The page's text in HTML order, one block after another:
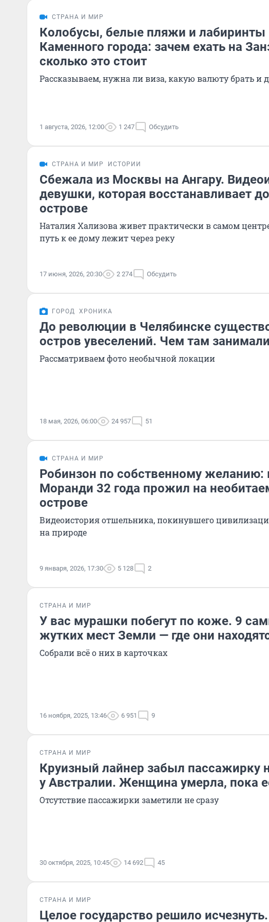
СТРАНА И МИР
Колобусы, белые пляжи и лабиринты
Каменного города: зачем ехать на
сколько это стоит
Рассказываем, нужна ли виза, какую валюту брать и
1 августа, 2026, 12:00 1 247 Обсудить
СТРАНА И МИР ИСТОРИИ
Сбежала из Москвы на Ангару.
девушки, которая восстанавливает
острове
Наталия Хализова живет практически в самом
путь к ее дому лежит через реку
17 июня, 2026, 20:30 2 274 Обсудить
ГОРОД ХРОНИКА
До революции в Челябинске
остров увеселений. Чем там
Рассматриваем фото необычной локации
18 мая, 2026, 06:00 24 957 51
СТРАНА И МИР
Робинзон по собственному желанию:
Моранди 32 года прожил на
острове
Видеоистория отшельника, покинувшего
на природе
9 января, 2026, 17:30 5 128 2
СТРАНА И МИР
У вас мурашки побегут по коже. 9
жутких мест Земли — где они
Собрали всё о них в карточках
16 ноября, 2025, 13:46 6 951 9
СТРАНА И МИР
Круизный лайнер забыл пассажирку
у Австралии. Женщина умерла, пока
Отсутствие пассажирки заметили не сразу
30 октября, 2025, 10:45 14 692 45
СТРАНА И МИР
Целое государство решило